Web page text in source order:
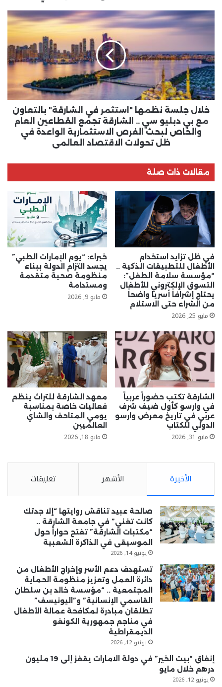
خلال
جلسة
نظمها
في
الشارقة"
بالتعاون
مع
بي
دبليو
سي
الشارقة
القطاعين
العام
والخاص
لبحث
الفرص
الاستثمارية
الواعدة
في
ظل
تحولات
الاقتصاد
العالمي
خلال جلسة نظمها "استثمر في الشارقة" بالتعاون
مع بي دبليو سي .. الشارقة تجمع القطاعين العام
والخاص لبحث الفرص الاستثمارية الواعدة في
ظل تحولات الاقتصاد العالمي
مقالات ذات صلة
في ظل تزايد استخدام
الأطفال للتطبيقات الذكية ..
“مؤسسة سلامة الطفل”:
التسوق الإلكتروني للأطفال
يحتاج إشرافاً أسرياً واضحاً
من الشراء حتى الاستلام
مايو 25, 2026
خبراء: “يوم الإمارات الطبي”
يجسد التزام الدولة ببناء
منظومة صحية متقدمة
ومستدامة
مايو 9, 2026
الشارقة تكتب حضوراً عربياً
في وارسو كأول ضيف شرف
عربي في تاريخ معرض وارسو
الدولي للكتاب
مايو 31, 2026
معهد الشارقة للتراث ينظم
فعاليات خاصة بمناسبة
يومي المتاحف والشاي
العالميين
مايو 18, 2026
الأخيرة الأشهر تعليقات
صالحة عبيد تناقش روايتها “إلا جدتك
كانت تغني” في جامعة الشارقة ..
“مكتبات الشارقة” تفتح حواراً حول
الموسيقى في الذاكرة الشعبية
يونيو 14, 2026
تستهدف دعم الأسر وإخراج الأطفال من
دائرة العمل وتعزيز منظومة الحماية
المجتمعية .. “مؤسسة خالد بن سلطان
القاسمي الإنسانية” و”اليونيسف”
تطلقان مبادرة لمكافحة عمالة الأطفال
في مناجم جمهورية الكونغو
الديمقراطية
يونيو 12, 2026
إنفاق “بيت الخير” في دولة الامارات يقفز إلى 19 مليون
درهم خلال مايو
يونيو 12, 2026